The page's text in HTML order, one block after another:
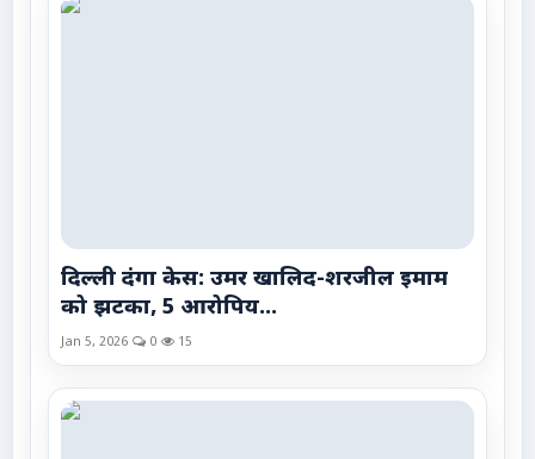
दिल्ली दंगा केस: उमर खालिद-शरजील इमाम
को झटका, 5 आरोपिय...
Jan 5, 2026 0 15